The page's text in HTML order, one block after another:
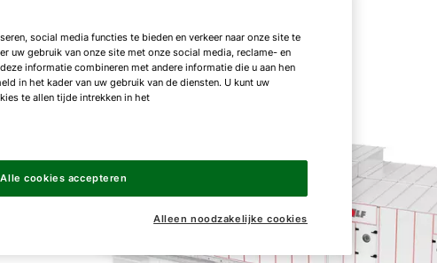
social media functies te bieden en verkeer naar onze site te
uw gebruik van onze site met onze social media, reclame- en
informatie combineren met andere informatie die u aan hen
in het kader van uw gebruik van de diensten. U kunt uw
te allen tijde intrekken in het
Alleen noodzakelijke cookies
Alle cookies accepteren